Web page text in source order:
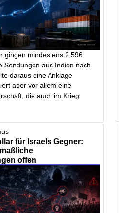
gingen mindestens 2.596
Sendungen aus Indien nach
daraus eine Anklage
aber vor allem eine
die auch im Krieg
für Israels Gegner:
offen